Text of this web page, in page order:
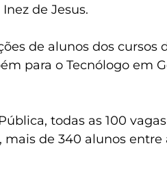
de Jesus.
de alunos dos cursos
para o Tecnólogo em
todas as 100
de 340 alunos